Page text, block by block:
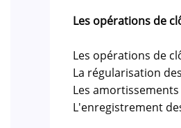
Les opérations de
Les opérations de
La régularisation
Les
L'enregistrement